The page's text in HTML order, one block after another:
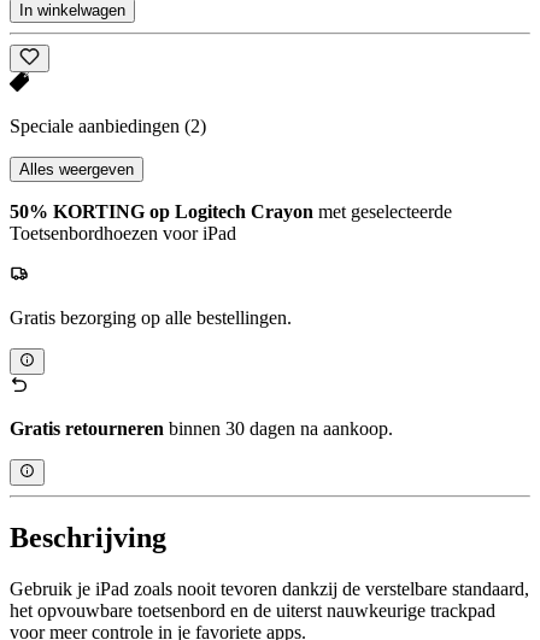
In winkelwagen
Speciale aanbiedingen (2)
Alles weergeven
50% KORTING op Logitech Crayon met geselecteerde
Toetsenbordhoezen voor iPad
Gratis bezorging op alle bestellingen.
Gratis retourneren binnen 30 dagen na aankoop.
Beschrijving
Gebruik je iPad zoals nooit tevoren dankzij de verstelbare standaard,
het opvouwbare toetsenbord en de uiterst nauwkeurige trackpad
voor meer controle in je favoriete apps.